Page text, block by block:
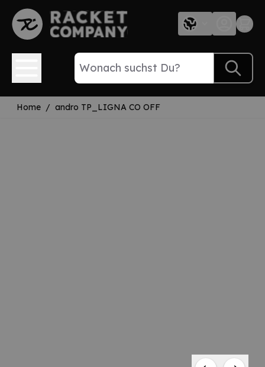
Direkt zum Inhalt
Home / andro TP_LIGNA CO OFF